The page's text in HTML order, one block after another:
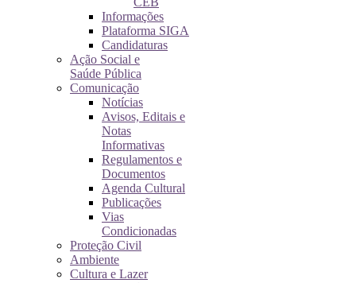
Informações
Plataforma SIGA
Candidaturas
Ação Social e
Saúde Pública
Comunicação
Notícias
Avisos, Editais e
Notas
Informativas
Regulamentos e
Documentos
Agenda Cultural
Publicações
Vias
Condicionadas
Proteção Civil
Ambiente
Cultura e Lazer